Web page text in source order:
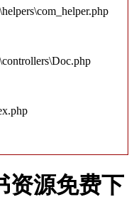
资源免费下